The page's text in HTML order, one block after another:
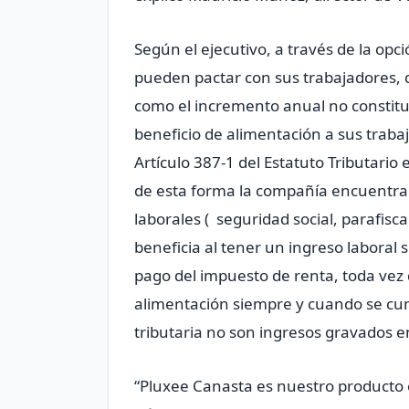
Según el ejecutivo, a través de la
pueden pactar con sus
como el incremento anual no
beneficio de alimentación a sus
Artículo 387-1 del Estatuto Tributario
de esta forma la compañía
laborales ( seguridad social,
beneficia al tener un ingreso laboral
pago del impuesto de renta, toda
alimentación siempre y cuando se
tributaria no son ingresos gravados
“Pluxee Canasta es nuestro